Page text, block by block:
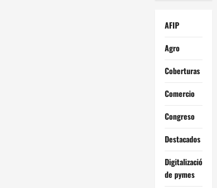
AFIP
Agro
Coberturas
Comercio
Congreso
Destacados
Digitalización
de pymes